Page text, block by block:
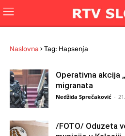
Naslovna ›Tag: Hapsenja
Operativna akcija
migranata
Nedžida Sprečaković -
/FOTO/ Oduzeta